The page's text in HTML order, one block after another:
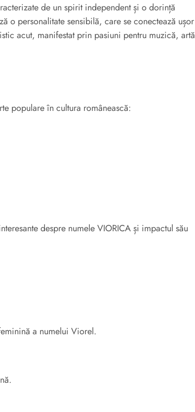
de un spirit independent și o dorință
o personalitate sensibilă, care se conectează ușor
acut, manifestat prin pasiuni pentru muzică, artă
populare în cultura românească:
despre numele VIORICA și impactul său
a numelui Viorel.